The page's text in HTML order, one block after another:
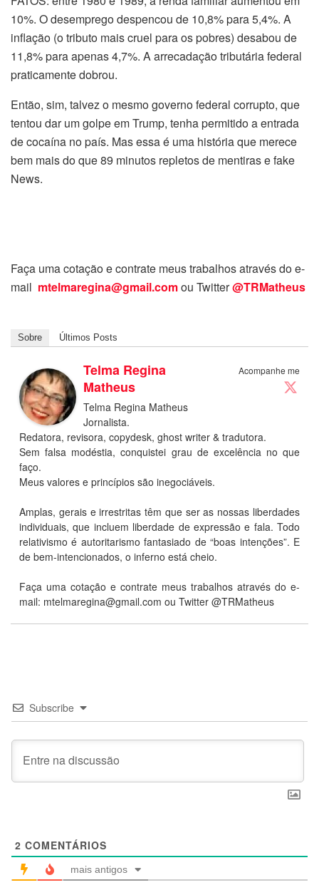
10%. O desemprego despencou de 10,8% para 5,4%. A
inflação (o tributo mais cruel para os pobres) desabou de
11,8% para apenas 4,7%. A arrecadação tributária federal
praticamente dobrou.
Então, sim, talvez o mesmo governo federal corrupto, que
tentou dar um golpe em Trump, tenha permitido a entrada
de cocaína no país. Mas essa é uma história que merece
bem mais do que 89 minutos repletos de mentiras e fake
News.
Faça uma cotação e contrate meus trabalhos através do e-
mail mtelmaregina@gmail.comou Twitter@TRMatheus
Sobre Últimos Posts
Acompanhe me
Telma Regina
Matheus
Telma Regina Matheus
Jornalista.
Redatora, revisora, copydesk, ghost writer & tradutora.
Sem falsa modéstia, conquistei grau de excelência no que
faço.
Meus valores e princípios são inegociáveis.
Amplas, gerais e irrestritas têm que ser as nossas liberdades
individuais, que incluem liberdade de expressão e fala. Todo
relativismo é autoritarismo fantasiado de “boas intenções”. E
de bem-intencionados, o inferno está cheio.
Faça uma cotação e contrate meus trabalhos através do e-
mail: mtelmaregina@gmail.com ou Twitter @TRMatheus
Subscribe
2 COMENTÁRIOS
mais antigos